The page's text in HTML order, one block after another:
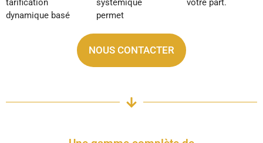
tarification
dynamique basé
systémique
permet
votre part.
NOUS CONTACTER